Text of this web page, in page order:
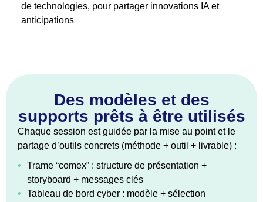
de technologies, pour partager innovations IA et
anticipations
Des modèles et des
supports prêts à être utilisés
Chaque session est guidée par la mise au point et le
partage d’outils concrets (méthode + outil + livrable) :
•
Trame “comex” : structure de présentation +
storyboard + messages clés
•
Tableau de bord cyber : modèle + sélection